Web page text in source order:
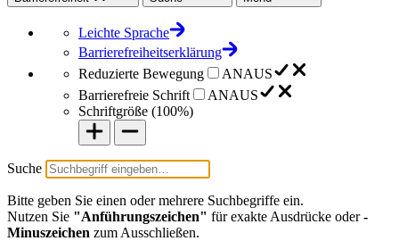
Leichte Sprache
Barrierefreiheitserklärung
Reduzierte Bewegung
ANAUS
Barrierefreie Schrift
ANAUS
Schriftgröße (100%)
Suche
Bitte geben Sie einen oder mehrere Suchbegriffe ein.
Nutzen Sie "Anführungszeichen" für exakte Ausdrücke oder-
Minuszeichen zum Ausschließen.